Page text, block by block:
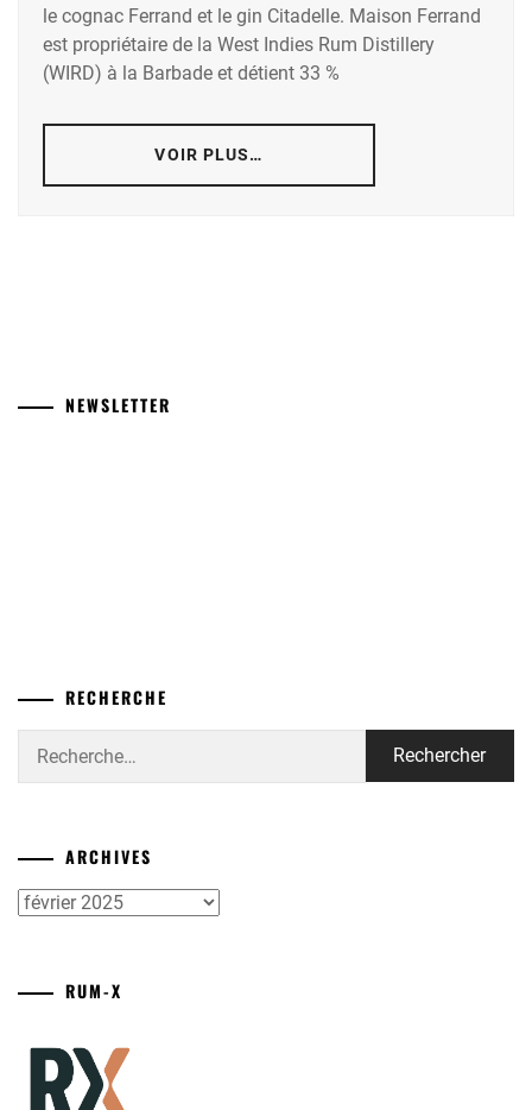
le cognac Ferrand et le gin Citadelle. Maison Ferrand
est propriétaire de la West Indies Rum Distillery
(WIRD) à la Barbade et détient 33 %
VOIR PLUS…
NEWSLETTER
RECHERCHE
ARCHIVES
Archives
RUM-X